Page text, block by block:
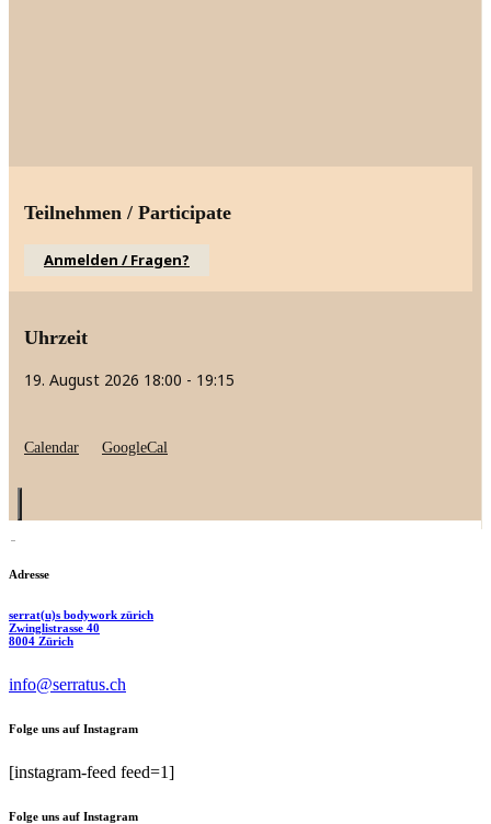
Teilnehmen / Participate
Anmelden / Fragen?
Uhrzeit
19. August 2026 18:00 - 19:15
Calendar GoogleCal
Adresse
serrat(u)s bodywork zürich
Zwinglistrasse 40
8004 Zürich
info@serratus.ch
Folge uns auf Instagram
[instagram-feed feed=1]
Folge uns auf Instagram